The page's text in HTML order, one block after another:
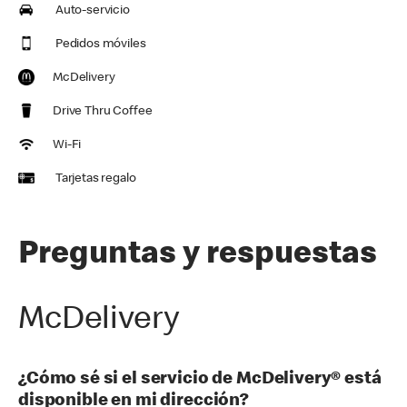
Auto-servicio
Pedidos móviles
McDelivery
Drive Thru Coffee
Wi-Fi
Tarjetas regalo
Preguntas y respuestas
McDelivery
¿Cómo sé si el servicio de McDelivery® está
disponible en mi dirección?